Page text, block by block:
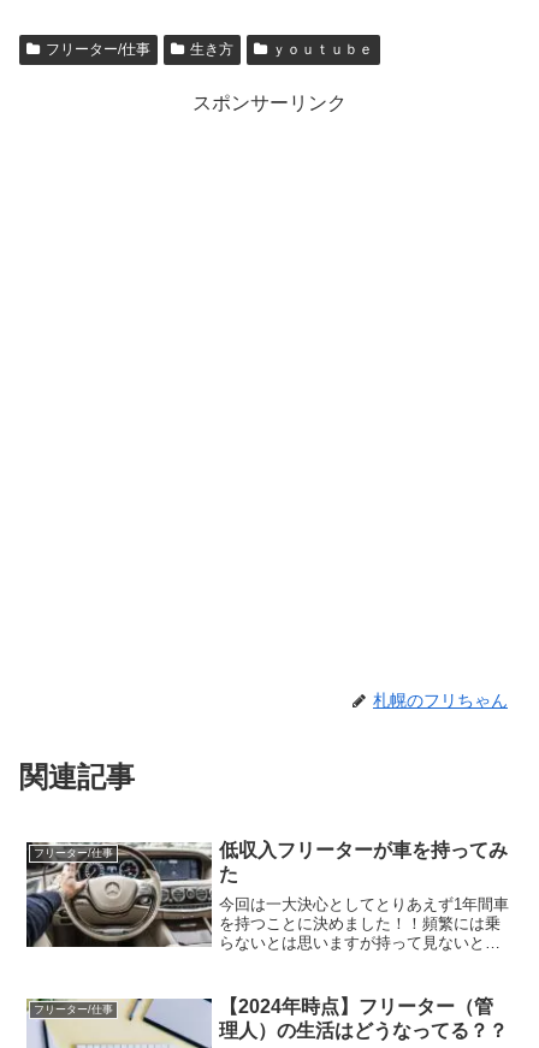
フリーター/仕事 生き方 ｙｏｕｔｕｂｅ
スポンサーリンク
札幌のフリちゃん
関連記事
フリーター/仕事
低収入フリーターが車を持ってみ
た
今回は一大決心としてとりあえず1年間車
を持つことに決めました！！頻繁には乗
らないとは思いますが持って見ないと分
ださい！まだまだ分からない部分もあり
ますので随時更新してい...
フリーター/仕事
【2024年時点】フリーター（管
理人）の生活はどうなってる？？